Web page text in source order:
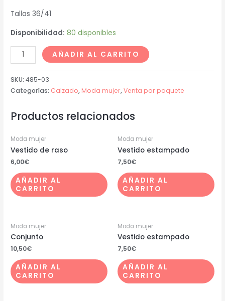
Tallas 36/41
Disponibilidad: 80 disponibles
AÑADIR AL CARRITO
SKU:485-03
Categorías: Calzado, Moda mujer,Venta por paquete
Productos relacionados
Moda mujer
Vestido de raso
6,00€
AÑADIR AL
CARRITO
Moda mujer
Vestido estampado
7,50€
AÑADIR AL
CARRITO
Moda mujer
Conjunto
10,50€
AÑADIR AL
CARRITO
Moda mujer
Vestido estampado
7,50€
AÑADIR AL
CARRITO